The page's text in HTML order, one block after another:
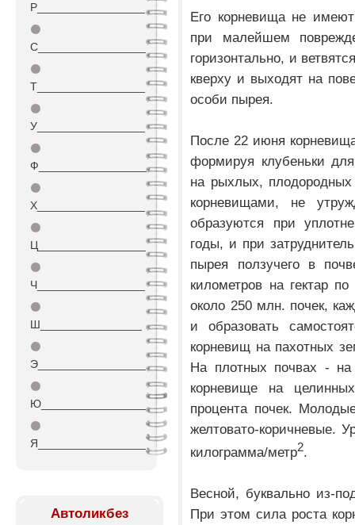
Р_________________
⚫
С_________________
⚫
Т_________________
⚫
У_________________
⚫
Ф_________________
⚫
Х_________________
⚫
Ц_________________
⚫
Ч_________________
⚫
Ш________________
⚫
Э_________________
⚫
Ю_________________
⚫
Я_________________
Автоликбез
Его корневища не
при малейшем
горизонтально, и
кверху и выходят на
особи пырея.
После 22 июня
формируя клубеньки
на рыхлых, плодородных
корневищами, не
образуются при
годы, и при
пырея ползучего в
километров на гектар
около 250 млн. почек,
и образовать
корневищ на пахотных
На плотных почвах -
корневище на
процента почек.
желтовато-коричневые.
килограмма/метр2.
Весной, буквально из-
При этом сила роста